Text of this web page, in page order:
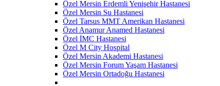
Özel Mersin Erdemli Yenişehir Hastanesi
Özel Mersin Su Hastanesi
Özel Tarsus MMT Amerikan Hastanesi
Özel Anamur Anamed Hastanesi
Özel İMC Hastanesi
Özel M City Hospital
Özel Mersin Akademi Hastanesi
Özel Mersin Forum Yaşam Hastanesi
Özel Mersin Ortadoğu Hastanesi